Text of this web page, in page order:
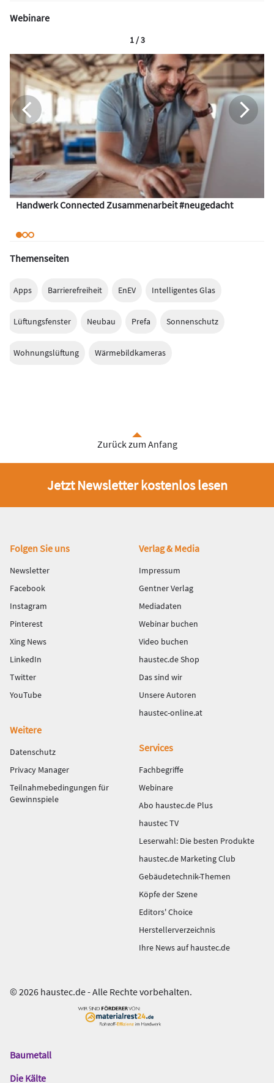
Webinare
Handwerk Connected Zusammenarbeit #neugedacht
1 / 3
Themenseiten
Apps Barrierefreiheit EnEV Intelligentes Glas
Lüftungsfenster Neubau Prefa Sonnenschutz
Wohnungslüftung Wärmebildkameras
Zurück zum Anfang
Jetzt Newsletter kostenlos lesen
Fußbereich
Folgen Sie uns
Newsletter
Facebook
Instagram
Pinterest
Xing News
LinkedIn
Twitter
YouTube
Verlag & Media
Impressum
Gentner Verlag
Mediadaten
Webinar buchen
Video buchen
haustec.de Shop
Das sind wir
Unsere Autoren
haustec-online.at
Weitere
Datenschutz
Privacy Manager
Teilnahmebedingungen für
Gewinnspiele
Services
Fachbegriffe
Webinare
Abo haustec.de Plus
haustec TV
Leserwahl: Die besten Produkte
haustec.de Marketing Club
Gebäudetechnik-Themen
Köpfe der Szene
Editors' Choice
Herstellerverzeichnis
Ihre News auf haustec.de
© 2026 haustec.de - Alle Rechte vorbehalten.
Das
Gentner
Baumetall
Die Kälte